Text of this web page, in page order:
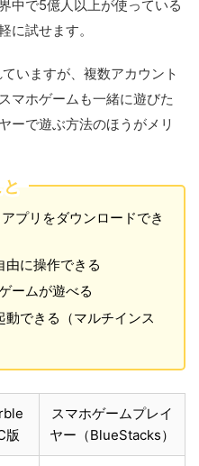
中で5億人以上が使っている
に試せます。
いますが、複数アカウント
マホゲームも一緒に遊びた
ーで遊ぶ方法のほうがメリ
プリをダウンロードでき
由に操作できる
ームが遊べる
できる（マルチインス
版
スマホゲームプレイ
ヤー（BlueStacks）